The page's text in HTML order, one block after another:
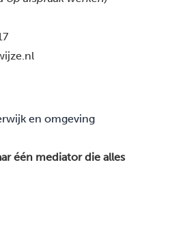
en omgeving
één mediator die alles